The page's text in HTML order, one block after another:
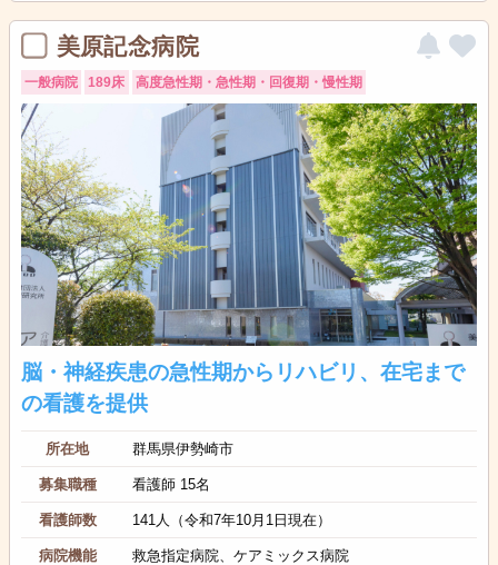
美原記念病院
一般病院 189床 高度急性期・急性期・回復期・慢性期
脳・神経疾患の急性期からリハビリ、在宅まで
の看護を提供
所在地 群馬県伊勢崎市
募集職種 看護師 15名
看護師数 141人（令和7年10月1日現在）
病院機能 救急指定病院、ケアミックス病院